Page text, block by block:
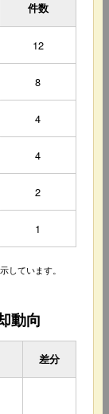
件数
12
8
4
4
2
1
しています。
動向
差分